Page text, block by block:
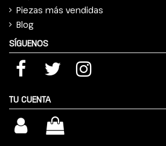
Piezas más vendidas
Blog
SÍGUENOS
TU CUENTA